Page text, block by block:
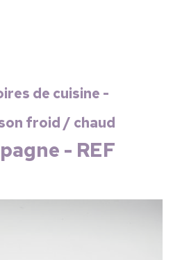
de cuisine -
froid / chaud
- REF